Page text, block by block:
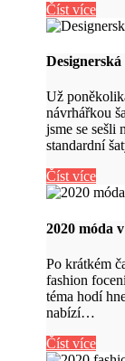
Číst více
Designerská
Už
návrhářkou
jsme se sešli
standardní
Číst více
2020 móda
Po krátkém
fashion
téma hodí
nabízí…
Číst více